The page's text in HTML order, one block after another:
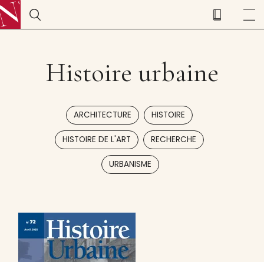
Histoire urbaine
ARCHITECTURE , HISTOIRE
HISTOIRE DE L'ART , RECHERCHE
URBANISME